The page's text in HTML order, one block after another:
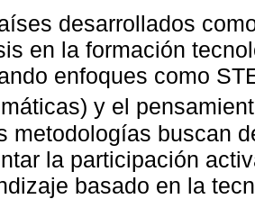
desarrollados
en la formación
enfoques como
y el
metodologías buscan
la participación
basado en la